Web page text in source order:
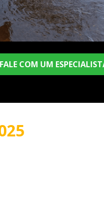
FALE COM UM